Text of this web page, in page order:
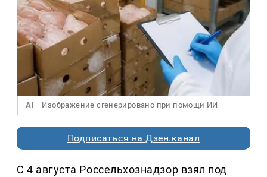
AI Изображение сгенерировано при помощи ИИ
Подписаться на Дзен.канал
С 4 августа Россельхознадзор взял под